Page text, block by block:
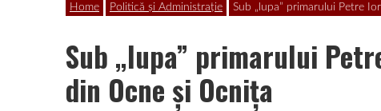
Home Politică și Administrație Sub „lupa” primarului Petre
Sub „lupa” primarului
din Ocne şi Ocniţa